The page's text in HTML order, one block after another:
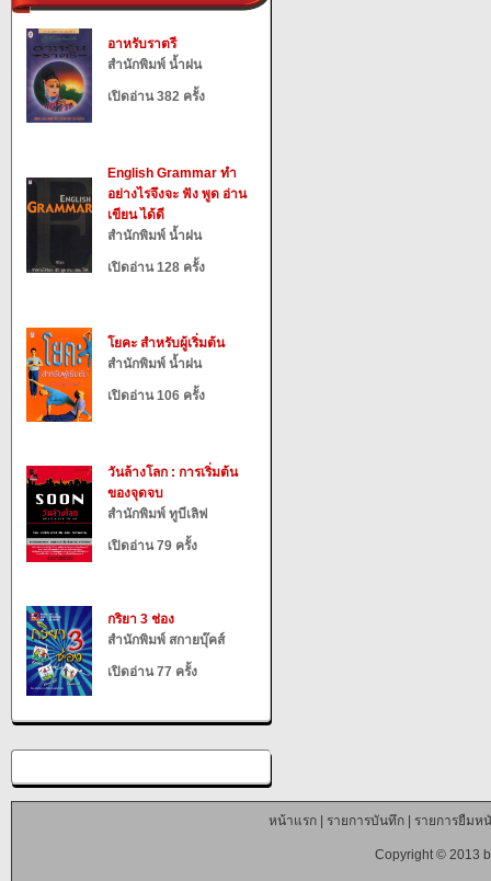
อาหรับราตรี
สำนักพิมพ์ น้ำฝน
เปิดอ่าน 382 ครั้ง
English Grammar ทำ
อย่างไรจึงจะ ฟัง พูด อ่าน
เขียน ได้ดี
สำนักพิมพ์ น้ำฝน
เปิดอ่าน 128 ครั้ง
โยคะ สำหรับผู้เริ่มต้น
สำนักพิมพ์ น้ำฝน
เปิดอ่าน 106 ครั้ง
วันล้างโลก : การเริ่มต้น
ของจุดจบ
สำนักพิมพ์ ทูบีเลิฟ
เปิดอ่าน 79 ครั้ง
กริยา 3 ช่อง
สำนักพิมพ์ สกายบุ๊คส์
เปิดอ่าน 77 ครั้ง
หน้าแรก| รายการบันทึก| รายการยืมห
Copyright © 2013